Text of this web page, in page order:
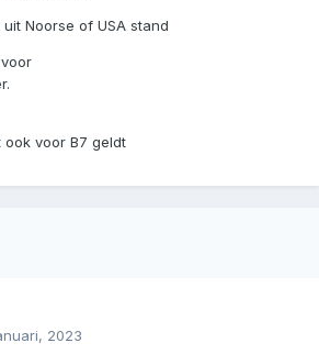
Noorse of USA stand
voor B7 geldt
2023